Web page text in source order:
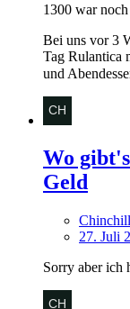
1300 war
Bei uns vor 3
Tag Rulantica
und
Wo
Geld
27. Juli
Sorry aber ich